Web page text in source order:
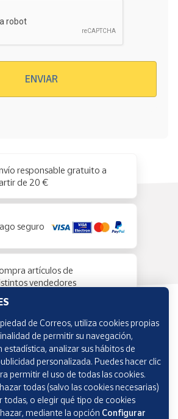
ENVIAR
responsable gratuito a
de 20 €
seguro
artículos de
vendedores
de Correos, utiliza cookies propias
de permitir su navegación,
analizar sus hábitos de
personalizada. Puedes hacer clic
permitir el uso de todas las cookies.
todas (salvo las cookies necesarias)
todas, o elegir qué tipo de cookies
mediante la opción Configurar